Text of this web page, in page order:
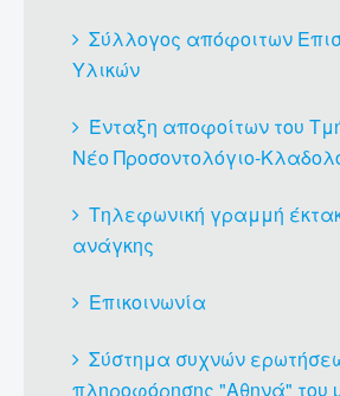
Σύλλογος απόφοιτων
Υλικών
Ένταξη αποφοίτων του
Νέο Προσοντολόγιο-
Τηλεφωνική γραμμή
ανάγκης
Επικοινωνία
Σύστημα συχνών
πληροφόρησης "Αθηνά" του